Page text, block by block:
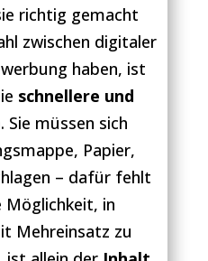
richtig gemacht
zwischen digitaler
haben, ist
schnellere und
. Sie müssen sich
Papier,
– dafür fehlt
Möglichkeit, in
Mehreinsatz zu